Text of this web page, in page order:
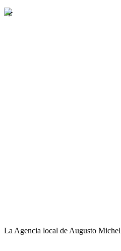
La Agencia local de Augusto Michel